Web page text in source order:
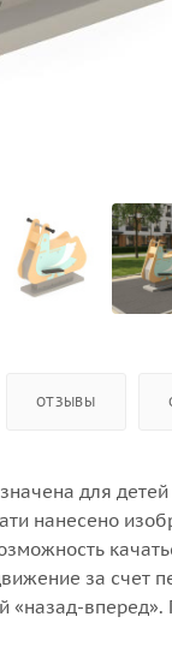
ОТЗЫВЫ
для
нанесено
за счет